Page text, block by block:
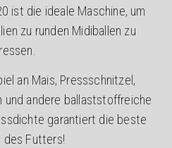
ist die ideale Maschine, um
zu runden Midiballen zu
an Mais, Pressschnitzel,
und andere ballaststoffreiche
garantiert die beste
des Futters!